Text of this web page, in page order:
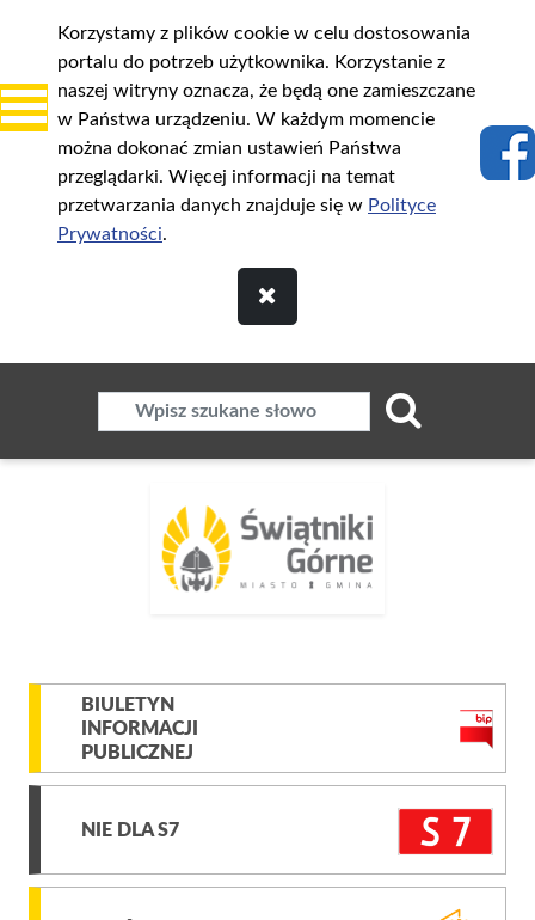
Korzystamy z plików cookie w celu dostosowania
portalu do potrzeb użytkownika. Korzystanie z
naszej witryny oznacza, że będą one zamieszczane
w Państwa urządzeniu. W każdym momencie
można dokonać zmian ustawień Państwa
przeglądarki. Więcej informacji na temat
przetwarzania danych znajduje się w Polityce
Prywatności.
BIULETYN
INFORMACJI
PUBLICZNEJ
NIE DLA S7